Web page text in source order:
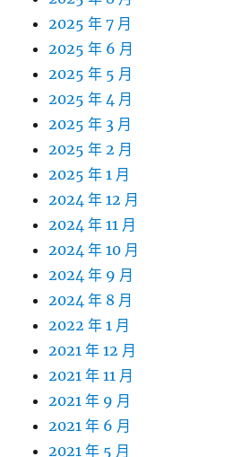
2025 年 7 月
2025 年 6 月
2025 年 5 月
2025 年 4 月
2025 年 3 月
2025 年 2 月
2025 年 1 月
2024 年 12 月
2024 年 11 月
2024 年 10 月
2024 年 9 月
2024 年 8 月
2022 年 1 月
2021 年 12 月
2021 年 11 月
2021 年 9 月
2021 年 6 月
2021 年 5 月